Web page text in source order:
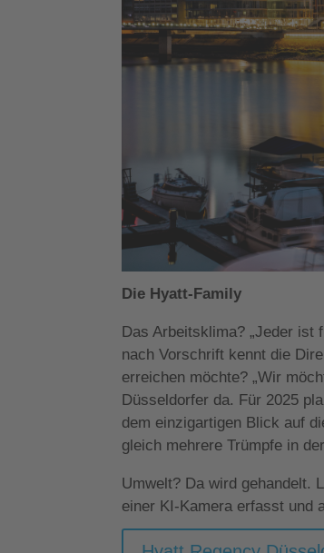
Die Hyatt-Family
Das Arbeitsklima? „Jeder ist
nach Vorschrift kennt die
erreichen möchte? „Wir
Düsseldorfer da. Für 2025
dem einzigartigen Blick auf
gleich mehrere Trümpfe in
Umwelt? Da wird gehandelt.
einer KI-Kamera erfasst und